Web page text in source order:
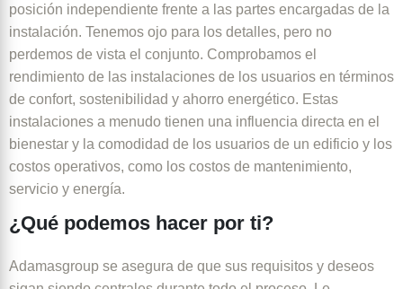
posición independiente frente a las partes encargadas de la
instalación. Tenemos ojo para los detalles, pero no
perdemos de vista el conjunto. Comprobamos el
rendimiento de las instalaciones de los usuarios en términos
de confort, sostenibilidad y ahorro energético. Estas
instalaciones a menudo tienen una influencia directa en el
bienestar y la comodidad de los usuarios de un edificio y los
costos operativos, como los costos de mantenimiento,
servicio y energía.
¿Qué podemos hacer por ti?
Adamasgroup se asegura de que sus requisitos y deseos